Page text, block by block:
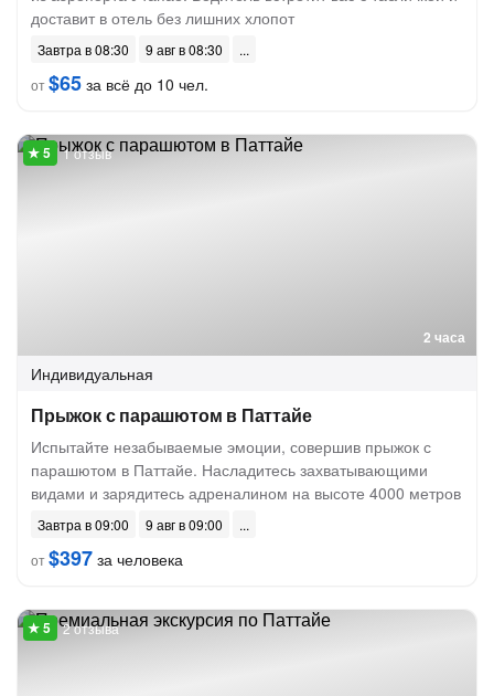
доставит в отель без лишних хлопот
Завтра в 08:30
9 авг в 08:30
от$65 за всё до 10 чел.
2 часа
1 отзыв
Индивидуальная
Прыжок с парашютом в Паттайе
Испытайте незабываемые эмоции, совершив прыжок с
парашютом в Паттайе. Насладитесь захватывающими
видами и зарядитесь адреналином на высоте 4000 метров
Завтра в 09:00
9 авг в 09:00
от$397 за человека
2 отзыва